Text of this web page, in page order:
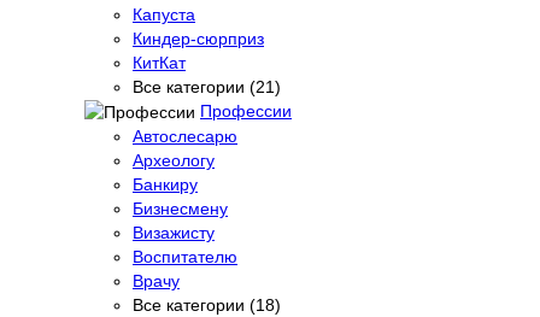
Капуста
Киндер-сюрприз
КитКат
Все категории (21)
Профессии
Автослесарю
Археологу
Банкиру
Бизнесмену
Визажисту
Воспитателю
Врачу
Все категории (18)